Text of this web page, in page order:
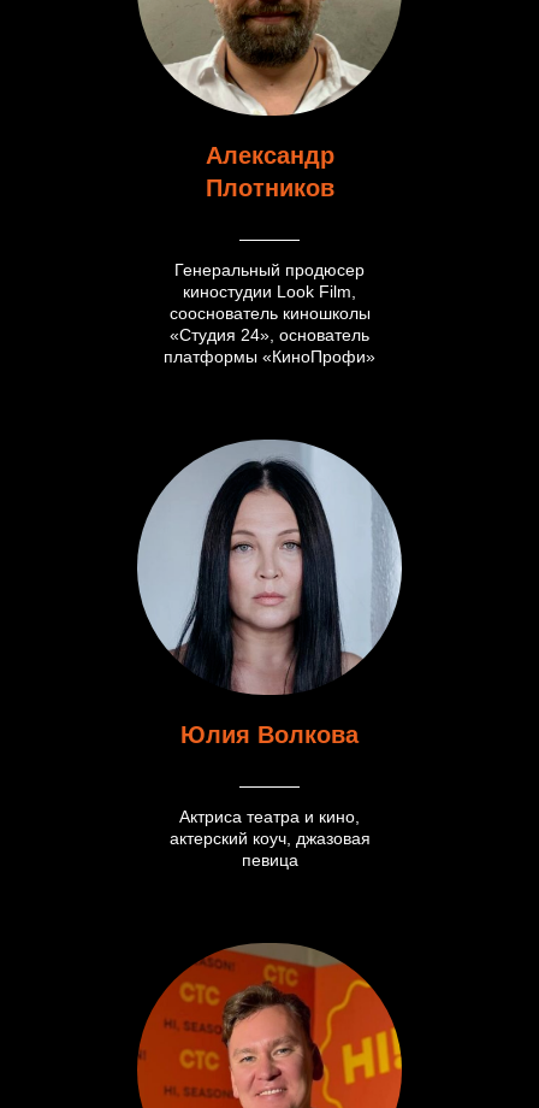
Александр
Плотников
Генеральный продюсер
киностудии Look Film,
сооснователь киношколы
«Студия 24», основатель
платформы «КиноПрофи»
Юлия Волкова
Актриса театра и кино,
актерский коуч, джазовая
певица